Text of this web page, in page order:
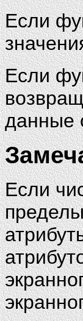
Если
Если
данные
Если